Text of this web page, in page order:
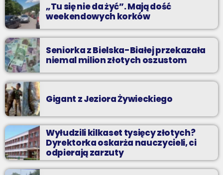
„Tu się nie da żyć”. Mają dość
weekendowych korków
Seniorka z Bielska-Białej przekazała
niemal milion złotych oszustom
Gigant z Jeziora Żywieckiego
Wyłudzili kilkaset tysięcy złotych?
Dyrektorka oskarża nauczycieli, ci
odpierają zarzuty